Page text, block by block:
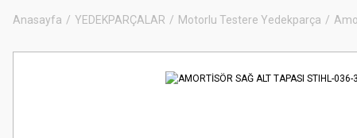
Anasayfa YEDEKPARÇALAR Motorlu Testere Yedekparça